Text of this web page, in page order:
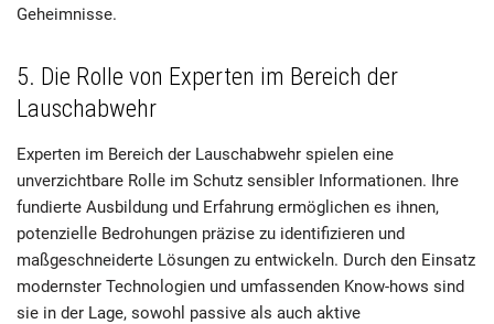
Geheimnisse.
5. Die Rolle von Experten im Bereich der
Lauschabwehr
Experten im Bereich der Lauschabwehr spielen eine
unverzichtbare Rolle im Schutz sensibler Informationen. Ihre
fundierte Ausbildung und Erfahrung ermöglichen es ihnen,
potenzielle Bedrohungen präzise zu identifizieren und
maßgeschneiderte Lösungen zu entwickeln. Durch den Einsatz
modernster Technologien und umfassenden Know-hows sind
sie in der Lage, sowohl passive als auch aktive